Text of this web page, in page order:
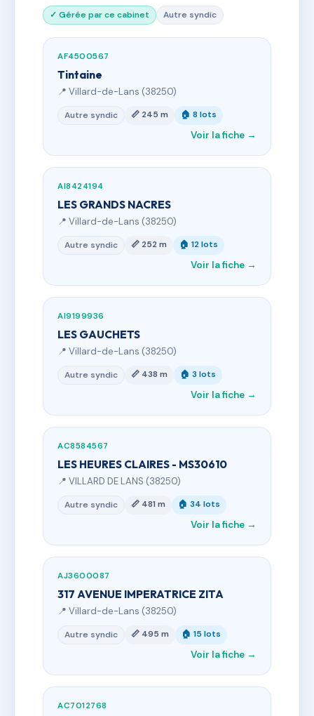
✓ Gérée par ce cabinet Autre syndic
AF4500567
Tintaine
📍 Villard-de-Lans (38250)
Autre syndic 📏 245 m 🏠 8 lots
Voir la fiche →
AI8424194
LES GRANDS NACRES
📍 Villard-de-Lans (38250)
Autre syndic 📏 252 m 🏠 12 lots
Voir la fiche →
AI9199936
LES GAUCHETS
📍 Villard-de-Lans (38250)
Autre syndic 📏 438 m 🏠 3 lots
Voir la fiche →
AC8584567
LES HEURES CLAIRES - MS30610
📍 VILLARD DE LANS (38250)
Autre syndic 📏 481 m 🏠 34 lots
Voir la fiche →
AJ3600087
317 AVENUE IMPERATRICE ZITA
📍 Villard-de-Lans (38250)
Autre syndic 📏 495 m 🏠 15 lots
Voir la fiche →
AC7012768